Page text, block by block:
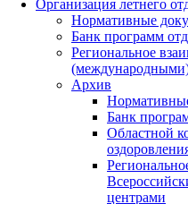
Организация летнего
Нормативные
Банк программ
Региональное
Архив
Банк
Областной
центрами